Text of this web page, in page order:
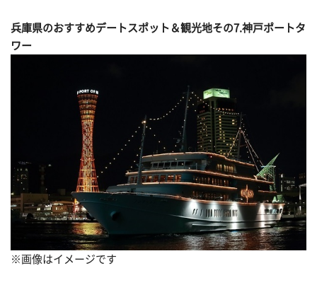
兵庫県のおすすめデートスポット＆観光地その7.神戸ポートタ
ワー
※画像はイメージです